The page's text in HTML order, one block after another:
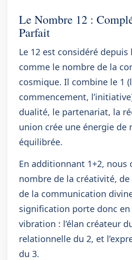
Le Nombre 12 :
Parfait
Le 12 est considéré depuis
comme le nombre de la
cosmique. Il combine le 1
commencement,
dualité, le partenariat, la
union crée une énergie de
équilibrée.
En additionnant 1+2, nous
nombre de la créativité, de
de la communication
signification porte donc
vibration : l’élan créateur
relationnelle du 2, et
du 3.